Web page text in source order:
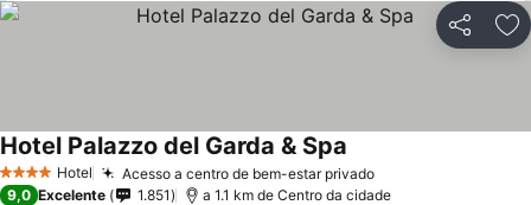
Partilhar
4 EstrelasHotel Acesso a centro de bem-estar privadoVer preços
Hotel Palazzo del Garda & Spa
9,0 Excelente 1.851 a 1.1 km de Centro da cidade